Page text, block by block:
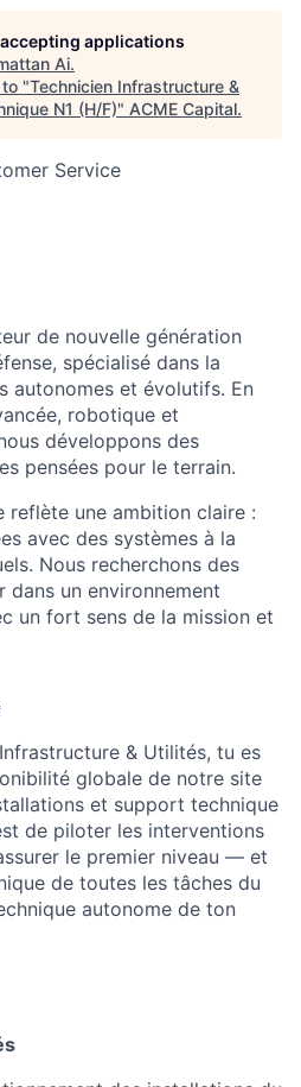
applications
Ai.
"Technicien Infrastructure &
N1 (H/F)" ACME Capital.
Service
de nouvelle génération
spécialisé dans la
autonomes et évolutifs. En
robotique et
développons des
pensées pour le terrain.
reflète une ambition claire :
avec des systèmes à la
Nous recherchons des
dans un environnement
un fort sens de la mission et
& Utilités, tu es
globale de notre site
et support technique
de piloter les interventions
le premier niveau — et
de toutes les tâches du
autonome de ton